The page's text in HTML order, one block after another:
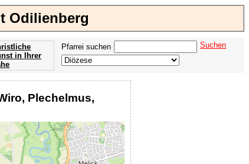
Odilienberg
Pfarrei suchen Suchen
in Ihrer
Plechelmus,